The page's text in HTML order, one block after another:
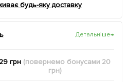
будь-яку доставку
Детальніше→
29 грн (повернемобонусами 20
грн)